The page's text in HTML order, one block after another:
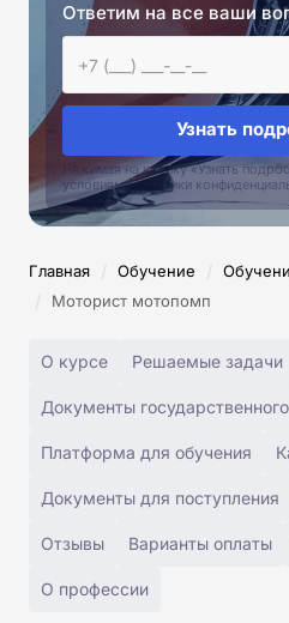
Ответим на все ваши
Узнать
Нажимая на кнопку «Узнать
условиями политики
Главная / Обучение /
/ Моторист мотопомп
О курсе Решаемые задачи
Документы
Платформа для обучения
Документы для поступления
Отзывы Варианты оплаты
О профессии